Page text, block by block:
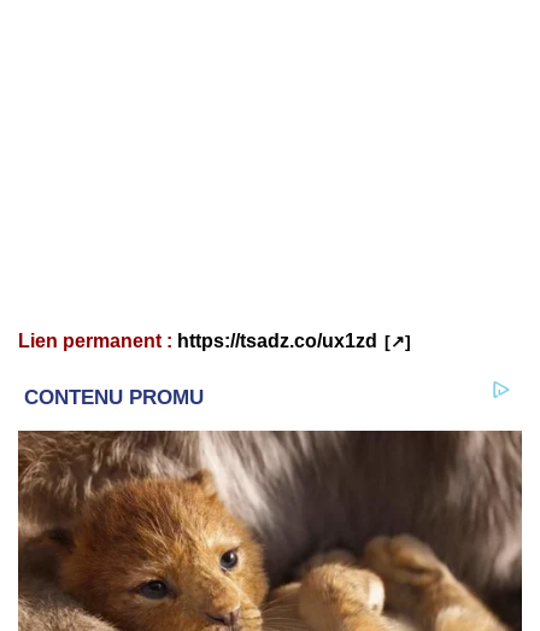
Lien permanent : https://tsadz.co/ux1zd